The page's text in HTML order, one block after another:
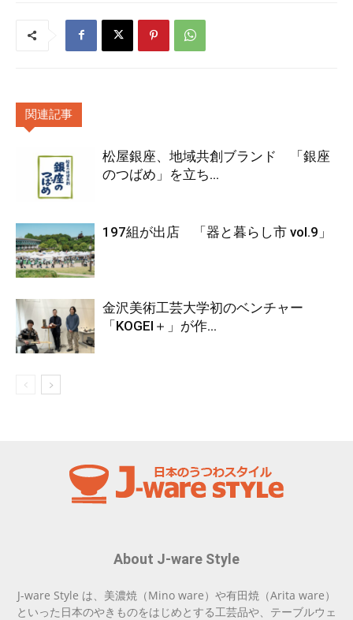
関連記事
松屋銀座、地域共創ブランド 「銀座
のつばめ」を立ち...
197組が出店 「器と暮らし市 vol.9」
金沢美術工芸大学初のベンチャー
「KOGEI＋」が作...
About J-ware Style
J-ware Style は、美濃焼（Mino ware）や有田焼（Arita ware）
といった日本のやきものをはじめとする工芸品や、テーブルウェ